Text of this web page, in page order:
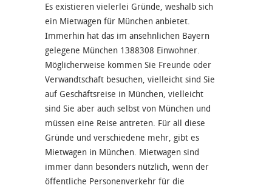
Es existieren vielerlei Gründe, weshalb sich
ein Mietwagen für München anbietet.
Immerhin hat das im ansehnlichen Bayern
gelegene München 1388308 Einwohner.
Möglicherweise kommen Sie Freunde oder
Verwandtschaft besuchen, vielleicht sind Sie
auf Geschäftsreise in München, vielleicht
sind Sie aber auch selbst von München und
müssen eine Reise antreten. Für all diese
Gründe und verschiedene mehr, gibt es
Mietwagen in München. Mietwagen sind
immer dann besonders nützlich, wenn der
öffentliche Personenverkehr für die